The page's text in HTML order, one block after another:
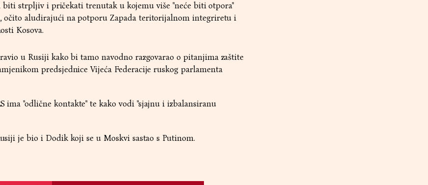
biti strpljiv i pričekati trenutak u kojemu više "neće biti otpora"
očito aludirajući na potporu Zapada teritorijalnom integriretu i
Kosova.
u Rusiji kako bi tamo navodno razgovarao o pitanjima zaštite
predsjednice Vijeća Federacije ruskog parlamenta
ima "odlične kontakte" te kako vodi "sjajnu i izbalansiranu
je bio i Dodik koji se u Moskvi sastao s Putinom.